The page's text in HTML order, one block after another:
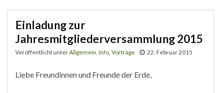
Einladung zur
Jahresmitgliederversammlung 2015
Veröffentlicht unterAllgemein, Info, Vorträge 22. Februar 2015
Liebe Freundinnen und Freunde der Erde,